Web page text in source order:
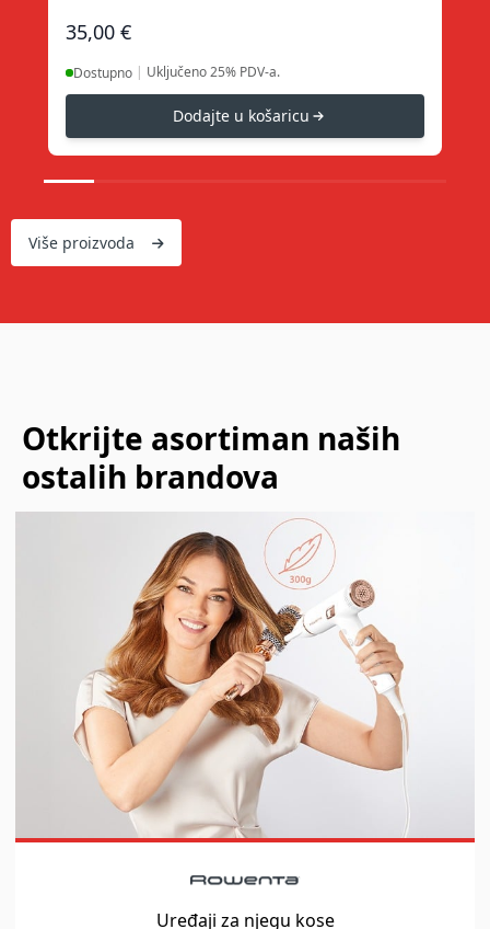
35,00 €
Dostupno | Uključeno 25% PDV-a.
Dodajte u košaricu
Više proizvoda
Otkrijte asortiman naših
ostalih brandova
Uređaji za njegu kose